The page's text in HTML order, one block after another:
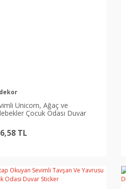
Unicorn, Ağaç ve
Çocuk Odası Duvar
TL